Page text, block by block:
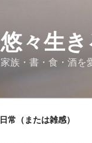
悠々生き
家族・書・食・酒を
日常（または雑感）